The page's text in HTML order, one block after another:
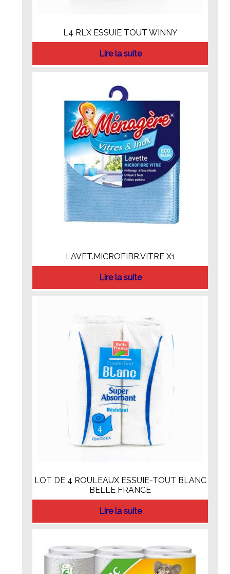
L4 RLX ESSUIE TOUT WINNY
Lire la suite
LAVET.MICROFIBR.VITRE X1
Lire la suite
LOT DE 4 ROULEAUX ESSUIE-TOUT BLANC
BELLE FRANCE
Lire la suite